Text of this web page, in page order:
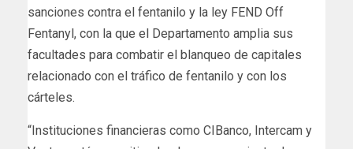
sanciones contra el fentanilo y la ley FEND Off
Fentanyl, con la que el Departamento amplia sus
facultades para combatir el blanqueo de capitales
relacionado con el tráfico de fentanilo y con los
cárteles.
“Instituciones financieras como CIBanco, Intercam y